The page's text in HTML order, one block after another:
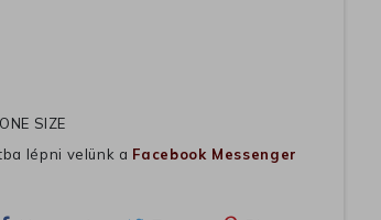
SIZE
lépni velünk a Facebook Messenger